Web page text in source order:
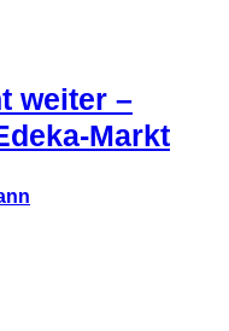
weiter –
Markt